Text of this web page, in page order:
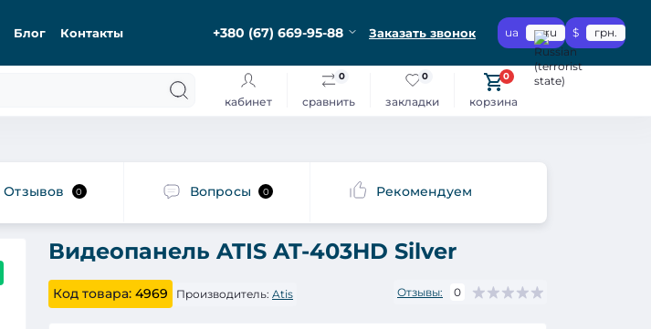
Блог Контакты +380 (67) 669-95-88 Заказать звонок ua ru $ грн.
кабинет сравнить
0
закладки
0
корзина
0
Отзывов 0 Вопросы 0 Рекомендуем
Видеопанель ATIS AT-403HD Silver
Код товара: 4969 Производитель: Atis Отзывы: 0